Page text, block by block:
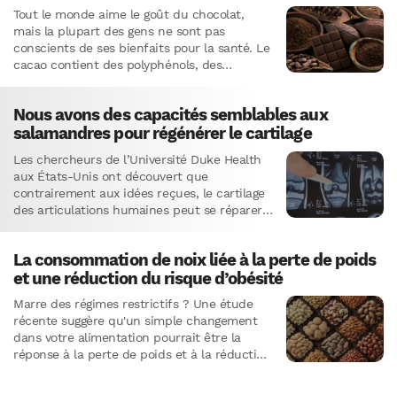
Tout le monde aime le goût du chocolat,
mais la plupart des gens ne sont pas
conscients de ses bienfaits pour la santé. Le
cacao contient des polyphénols, des
Nous avons des capacités semblables aux
salamandres pour régénérer le cartilage
Les chercheurs de l’Université Duke Health
aux États-Unis ont découvert que
contrairement aux idées reçues, le cartilage
des articulations humaines peut se réparer
La consommation de noix liée à la perte de poids
et une réduction du risque d’obésité
Marre des régimes restrictifs ? Une étude
récente suggère qu'un simple changement
dans votre alimentation pourrait être la
réponse à la perte de poids et à la réduction